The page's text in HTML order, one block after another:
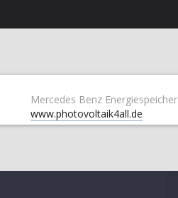
Mercedes Benz Energiespeicher
www.photovoltaik4all.de